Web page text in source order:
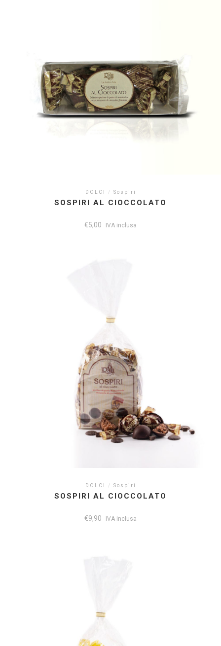
DOLCI / Sospiri
SOSPIRI AL CIOCCOLATO
€5,00 IVA inclusa
DOLCI / Sospiri
SOSPIRI AL CIOCCOLATO
€9,90 IVA inclusa